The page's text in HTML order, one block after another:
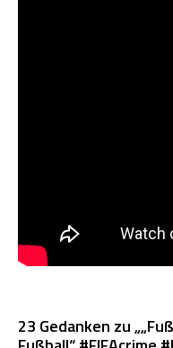
23 Gedanken zu